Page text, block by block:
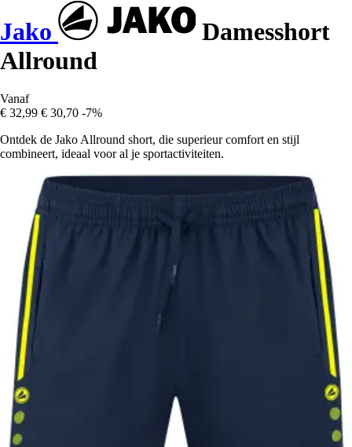
Jako
Damesshort
Allround
Vanaf
€ 32,99 € 30,70 -7%
Ontdek de Jako Allround short, die superieur comfort en stijl
combineert, ideaal voor al je sportactiviteiten.